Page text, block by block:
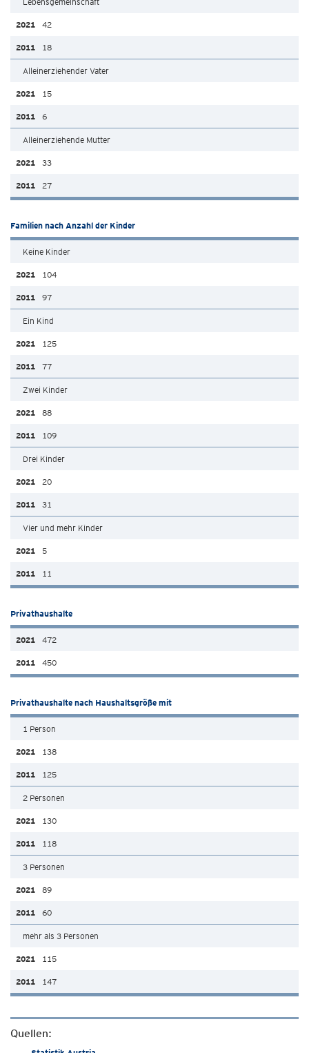
42
18
Alleinerziehender Vater
15
6
Alleinerziehende Mutter
33
27
Familien nach Anzahl der Kinder
Keine Kinder
104
97
Ein Kind
125
77
Zwei Kinder
88
109
Drei Kinder
20
31
Vier und mehr Kinder
5
11
Privathaushalte
472
450
Privathaushalte nach Haushaltsgröße mit
1 Person
138
125
2 Personen
130
118
3 Personen
89
60
mehr als 3 Personen
115
147
Quellen: